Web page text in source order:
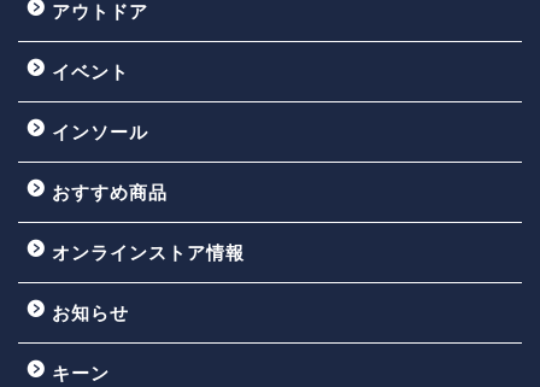
アウトドア
イベント
インソール
おすすめ商品
オンラインストア情報
お知らせ
キーン